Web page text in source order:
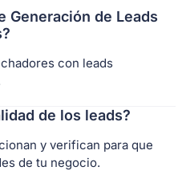
Generación de Leads
con leads
de los leads?
y verifican para que
de tu negocio.